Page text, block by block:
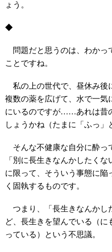
ょう。
◆
問題だと思うのは、わかっ
ことですね。
私の上の世代で、昼休み後
複数の薬を広げて、水で一気
にいるのですが……あれは昔
しょうかね（たまに「ふっ」
そんな不健康な自分に酔っ
「別に長生きなんかしたく
に限って、そういう事態に陥
く固執するものです。
つまり、「長生きなんかし
ど、長生きを望んでいる（
っている）という不思議。